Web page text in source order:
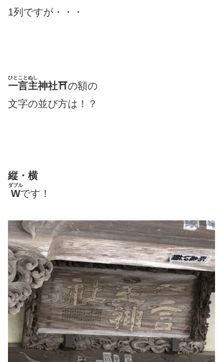
1列ですが・・・
一言主
ひとことぬし
神社⛩の額の
文字の並び方は！？
縦・横
W
ダブル
です！